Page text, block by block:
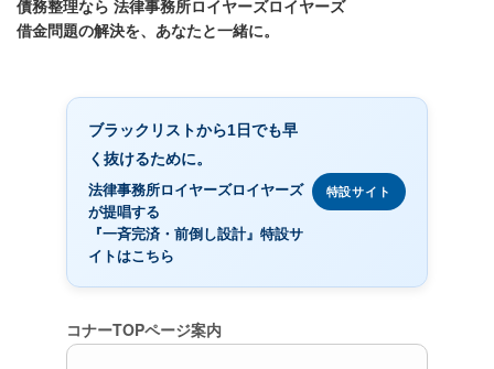
債務整理なら 法律事務所ロイヤーズロイヤーズ
借金問題の解決を、あなたと一緒に。
ブラックリストから1日でも早
く抜けるために。
法律事務所ロイヤーズロイヤーズ
が提唱する
『一斉完済・前倒し設計』特設サ
イトはこちら
特設サイト
コナーTOPページ案内